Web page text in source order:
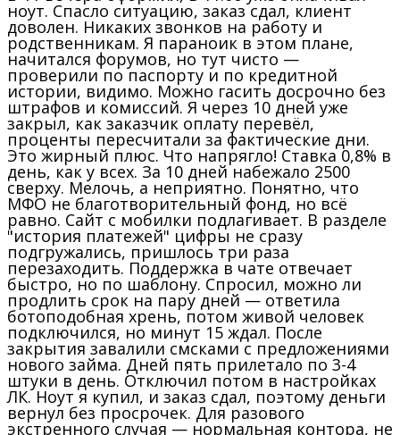
ноут. Спасло ситуацию, заказ сдал, клиент
доволен. Никаких звонков на работу и
родственникам. Я параноик в этом плане,
начитался форумов, но тут чисто —
проверили по паспорту и по кредитной
истории, видимо. Можно гасить досрочно без
штрафов и комиссий. Я через 10 дней уже
закрыл, как заказчик оплату перевёл,
проценты пересчитали за фактические дни.
Это жирный плюс. Что напрягло! Ставка 0,8% в
день, как у всех. За 10 дней набежало 2500
сверху. Мелочь, а неприятно. Понятно, что
МФО не благотворительный фонд, но всё
равно. Сайт с мобилки подлагивает. В разделе
"история платежей" цифры не сразу
подгружались, пришлось три раза
перезаходить. Поддержка в чате отвечает
быстро, но по шаблону. Спросил, можно ли
продлить срок на пару дней — ответила
ботоподобная хрень, потом живой человек
подключился, но минут 15 ждал. После
закрытия завалили смсками с предложениями
нового займа. Дней пять прилетало по 3-4
штуки в день. Отключил потом в настройках
ЛК. Ноут я купил, и заказ сдал, поэтому деньги
вернул без просрочек. Для разового
экстренного случая — нормальная контора, не